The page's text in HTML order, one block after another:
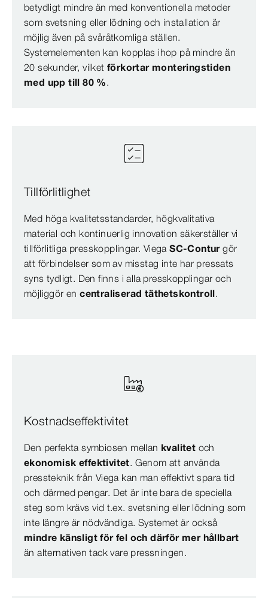
betydligt mindre än med konventionella metoder
som svetsning eller lödning och installation är
möjlig även på svåråtkomliga ställen.
Systemelementen kan kopplas ihop på mindre än
20 sekunder, vilket förkortar monteringstiden
med upp till 80 %.
Tillförlitlighet
Med höga kvalitetsstandarder, högkvalitativa
material och kontinuerlig innovation säkerställer vi
tillförlitliga presskopplingar. ViegaSC-Conturgör
att förbindelser som av misstag inte har pressats
syns tydligt. Den finns i alla presskopplingar och
möjliggör encentraliserad täthetskontroll.
Kostnadseffektivitet
Den perfekta symbiosen mellan kvalitet och
ekonomisk effektivitet. Genom att använda
pressteknik från Viega kan man effektivt spara tid
och därmed pengar. Det är inte bara de speciella
steg som krävs vid t.ex. svetsning eller lödning som
inte längre är nödvändiga. Systemet är också
mindre känsligt för fel och därför mer hållbart
än alternativen tack vare pressningen.